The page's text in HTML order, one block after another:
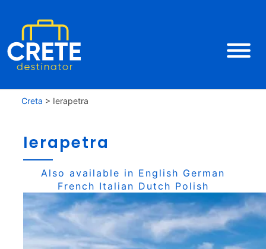
Creta > Ierapetra
Ierapetra
Also available in English German
French Italian Dutch Polish